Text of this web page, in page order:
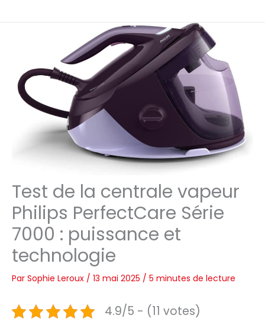
Test de la centrale vapeur
Philips PerfectCare Série
7000 : puissance et
technologie
Par Sophie Leroux / 13 mai 2025 / 5 minutes de lecture
4.9/5 - (11 votes)